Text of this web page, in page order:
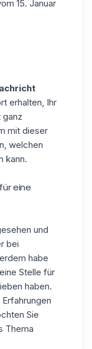
15. Januar
erhalten, Ihr
mit dieser
welchen
kann.
eine
und
bei
habe
Stelle für
haben.
Sie
Thema